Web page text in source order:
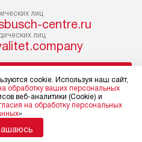
пройти
или
так
отказу
будущем.
что
соединение
монтаж техники
на место с
подключение к
коммуникациям,
лиц
centre.ru
лиц
продажи
сайта
cookie. Используя наш сайт,
обработку ваших персональных
веб-аналитики (Cookie) и
на обработку персональных
»